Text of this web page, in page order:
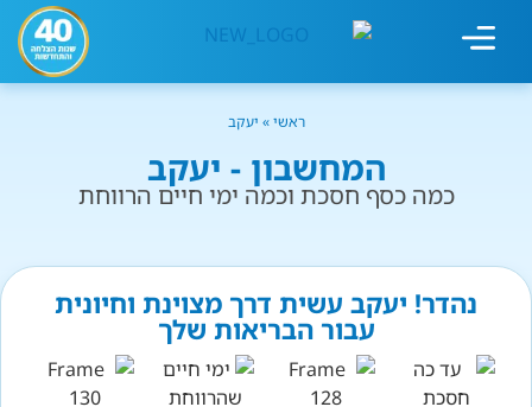
ראשי» יעקב
המחשבון - יעקב
כמה כסף חסכת וכמה ימי חיים הרווחת
נהדר! יעקב עשית דרך מצוינת וחיונית
עבור הבריאות שלך